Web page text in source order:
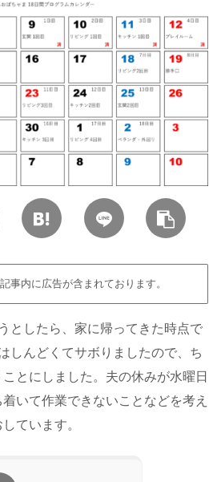
事内に広告が含まれております。
としたら、家に帰ってきた時点で
しんどくてサボりましたので、ち
とにしました。夫の休みが水曜日
いて作業できないことなどを考え
ています。